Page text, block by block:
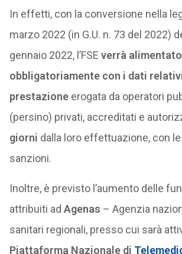
In effetti, con la conversione nella
marzo 2022 (in G.U. n. 73 del 2022)
gennaio 2022, l’FSE verrà alimentato
obbligatoriamente con i dati
prestazioneerogata da operatori
(persino) privati, accreditati e
giorni dalla loro effettuazione, con
sanzioni.
Inoltre, è previsto l’aumento delle
attribuiti ad Agenas – Agenzia
sanitari regionali, presso cui sarà
Piattaforma Nazionale di